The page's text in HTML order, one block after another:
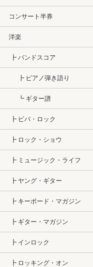
コンサート半券
洋楽
┣ バンドスコア
┣ ピアノ弾き語り
┗ ギター譜
┣ ビバ・ロック
┣ ロック・ショウ
┣ ミュージック・ライフ
┣ ヤング・ギター
┣ キーボード・マガジン
┣ ギター・マガジン
┣ インロック
┣ ロッキング・オン